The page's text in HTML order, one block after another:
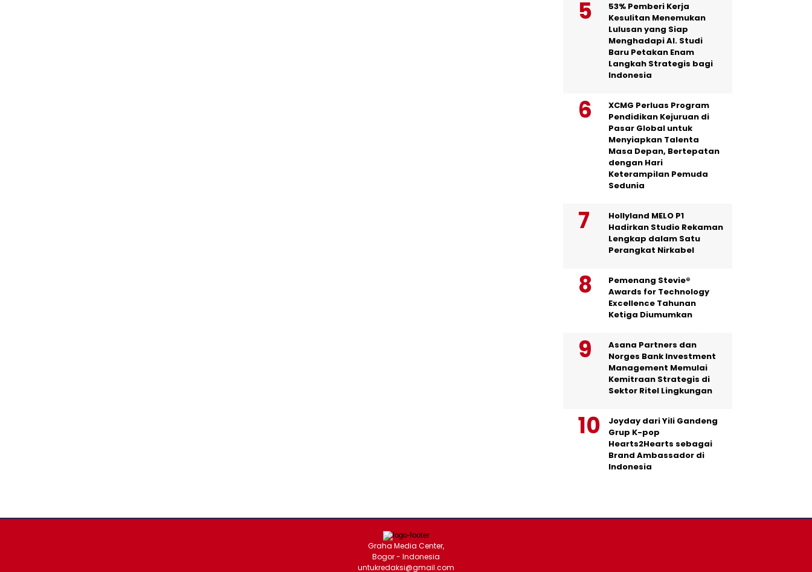
53% Pemberi Kerja
Kesulitan Menemukan
Lulusan yang Siap
Menghadapi AI. Studi
Baru Petakan Enam
Langkah Strategis bagi
Indonesia
XCMG Perluas Program
Pendidikan Kejuruan di
Pasar Global untuk
Menyiapkan Talenta
Masa Depan, Bertepatan
dengan Hari
Keterampilan Pemuda
Sedunia
Hollyland MELO P1
Hadirkan Studio Rekaman
Lengkap dalam Satu
Perangkat Nirkabel
Pemenang Stevie®
Awards for Technology
Excellence Tahunan
Ketiga Diumumkan
Asana Partners dan
Norges Bank Investment
Management Memulai
Kemitraan Strategis di
Sektor Ritel Lingkungan
Joyday dari Yili Gandeng
Grup K-pop
Hearts2Hearts sebagai
Brand Ambassador di
Indonesia
Graha Media Center,
Bogor - Indonesia
untukredaksi@gmail.com